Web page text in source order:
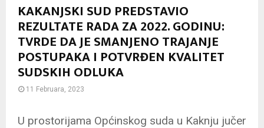
KAKANJSKI SUD PREDSTAVIO
REZULTATE RADA ZA 2022. GODINU:
TVRDE DA JE SMANJENO TRAJANJE
POSTUPAKA I POTVRĐEN KVALITET
SUDSKIH ODLUKA
11 Februara, 2023
U prostorijama Općinskog suda u Kaknju jučer